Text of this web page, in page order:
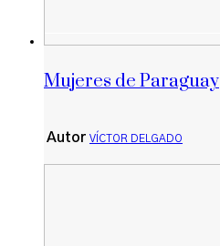
Mujeres de Paraguay
Autor VÍCTOR DELGADO